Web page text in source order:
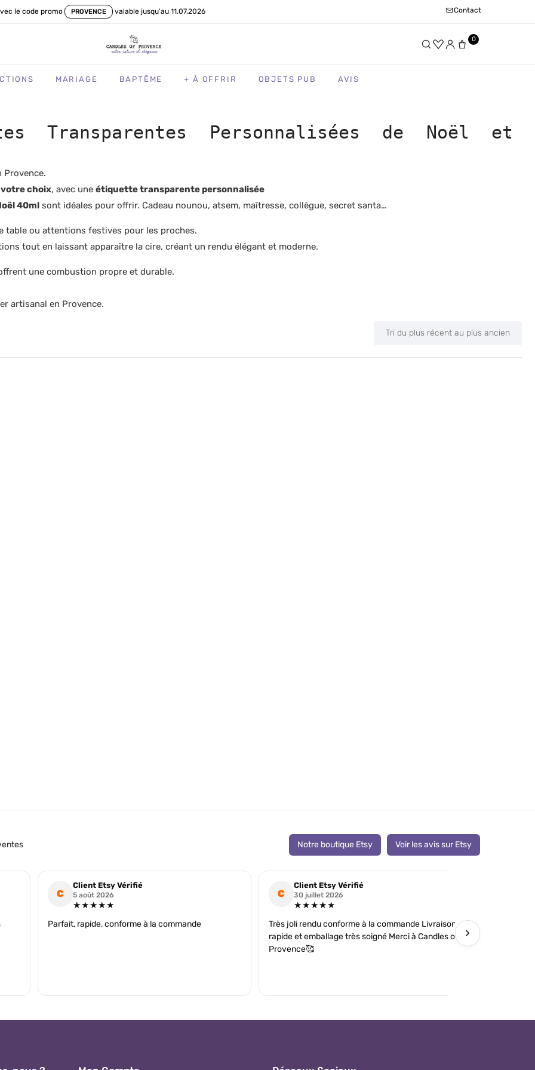
le code promo PROVENCE valable jusqu'au 11.07.2026 Contact
0
MARIAGE BAPTÊME + À OFFRIR OBJETS PUB AVIS
Transparentes Personnalisées de Noël et
Provence.
votre choix, avec une étiquette transparente personnalisée
40ml sont idéales pour offrir. Cadeau nounou, atsem, maîtresse, collègue, secret santa…
table ou attentions festives pour les proches.
tout en laissant apparaître la cire, créant un rendu élégant et moderne.
une combustion propre et durable.
artisanal en Provence.
Notre boutique Etsy Voir les avis sur Etsy
C
Client Etsy Vérifié
5 août 2026
★★★★★
Parfait, rapide, conforme à la commande
C
Client Etsy Vérifié
30 juillet 2026
★★★★★
Très joli rendu conforme à la commande Livraison
rapide et emballage très soigné Merci à Candles of
Provence🥰
›